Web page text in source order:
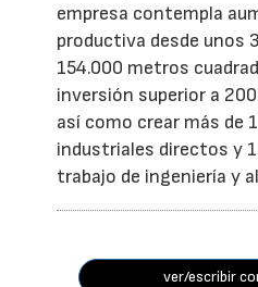
empresa contempla
productiva desde unos
154.000 metros
inversión superior a
así como crear más de
industriales directos y
trabajo de ingeniería y
ver/escribir